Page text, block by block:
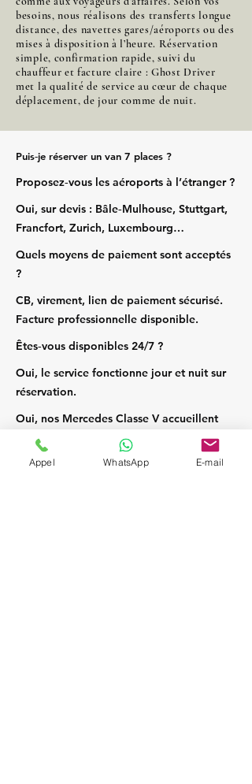
besoins, nous réalisons des transferts longue
distance, des navettes gares/aéroports ou des
mises à disposition à l’heure. Réservation
simple, confirmation rapide, suivi du
chauffeur et facture claire : Ghost Driver
met la qualité de service au cœur de chaque
déplacement, de jour comme de nuit.
Puis‑je réserver un van 7 places ?
Proposez‑vous les aéroports à l’étranger ?
Oui, sur devis : Bâle‑Mulhouse, Stuttgart,
Francfort, Zurich, Luxembourg…
Quels moyens de paiement sont acceptés
?
CB, virement, lien de paiement sécurisé.
Facture professionnelle disponible.
Êtes‑vous disponibles 24/7 ?
Oui, le service fonctionne jour et nuit sur
réservation.
Oui, nos Mercedes Classe V accueillent
jusqu’à 7 passagers et leurs bagages.
Appel WhatsApp E-mail